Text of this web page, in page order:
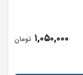
۱,۰۵۰,۰۰۰ تومان